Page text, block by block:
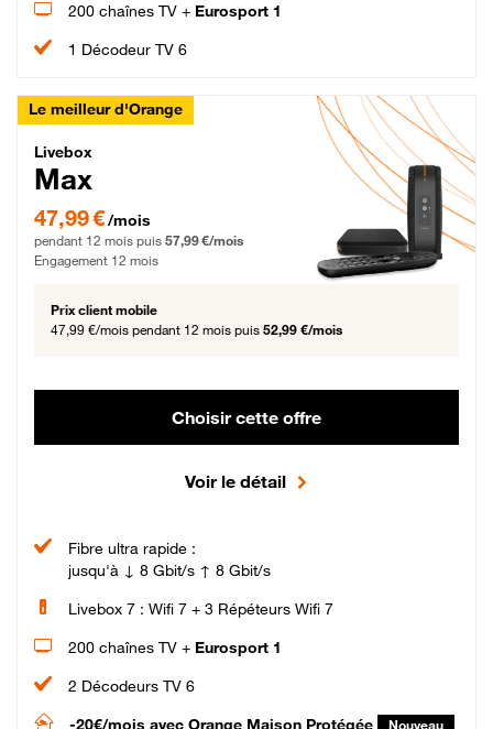
200 chaînes TV + Eurosport 1
1 Décodeur TV 6
Le meilleur d'Orange
Livebox Max Fibre
Livebox
Max
47,99 € par mois pendant 12 mois puis 57,99 € par mois, Engagement 12 mois
47,99 €/mois
pendant 12 mois puis 57,99 €/mois
Engagement 12 mois
Prix client mobile
47,99 €/mois pendant 12 mois puis 52,99 €/mois
Choisir cette offre
Voir le détail
Fibre ultra rapide :
jusqu'à ↓ 8 Gbit/s ↑ 8 Gbit/s
Livebox 7 : Wifi 7 + 3 Répéteurs Wifi 7
200 chaînes TV + Eurosport 1
2 Décodeurs TV 6
-20€/mois avec Orange Maison Protégée Nouveau